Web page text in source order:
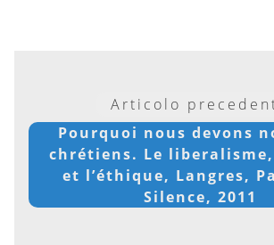
Articolo
Pourquoi nous devons
chrétiens. Le liberalisme,
et l’éthique, Langres,
Silence, 2011